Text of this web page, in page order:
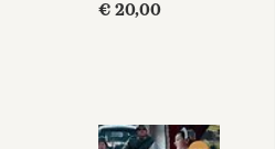
€ 20,00